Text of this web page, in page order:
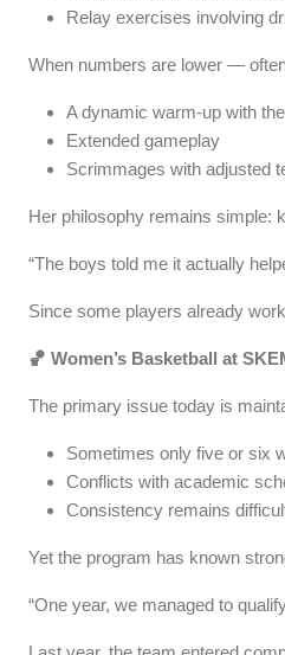
Relay exercises involving
When numbers are lower —
A dynamic warm-up with the
Extended gameplay
Scrimmages with adjusted
Her philosophy remains simple:
“The boys told me it actually
Since some players already
🏀 Women’s Basketball at
The primary issue today is
Sometimes only five or six
Conflicts with academic
Consistency remains
Yet the program has known
“One year, we managed to